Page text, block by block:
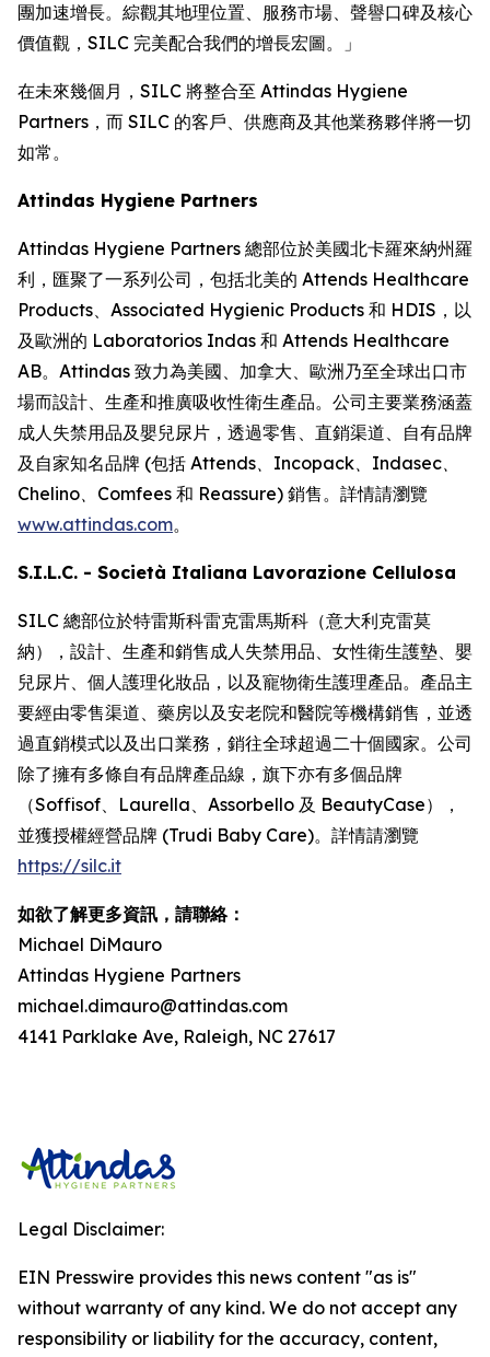
團加速增長。綜觀其地理位置、服務市場、聲譽口碑及核心
價值觀，SILC 完美配合我們的增長宏圖。」
在未來幾個月，SILC 將整合至 Attindas Hygiene
Partners，而 SILC 的客戶、供應商及其他業務夥伴將一切
如常。
Attindas Hygiene Partners
Attindas Hygiene Partners 總部位於美國北卡羅來納州羅
利，匯聚了一系列公司，包括北美的 Attends Healthcare
Products、Associated Hygienic Products 和 HDIS，以
及歐洲的 Laboratorios Indas 和 Attends Healthcare
AB。Attindas 致力為美國、加拿大、歐洲乃至全球出口市
場而設計、生產和推廣吸收性衛生產品。公司主要業務涵蓋
成人失禁用品及嬰兒尿片，透過零售、直銷渠道、自有品牌
及自家知名品牌 (包括 Attends、Incopack、Indasec、
Chelino、Comfees 和 Reassure) 銷售。詳情請瀏覽
www.attindas.com。
S.I.L.C. - Società Italiana Lavorazione Cellulosa
SILC 總部位於特雷斯科雷克雷馬斯科（意大利克雷莫
納），設計、生產和銷售成人失禁用品、女性衛生護墊、嬰
兒尿片、個人護理化妝品，以及寵物衛生護理產品。產品主
要經由零售渠道、藥房以及安老院和醫院等機構銷售，並透
過直銷模式以及出口業務，銷往全球超過二十個國家。公司
除了擁有多條自有品牌產品線，旗下亦有多個品牌
（Soffisof、Laurella、Assorbello 及 BeautyCase），
並獲授權經營品牌 (Trudi Baby Care)。詳情請瀏覽
https://silc.it
如欲了解更多資訊，請聯絡：
Michael DiMauro
Attindas Hygiene Partners
michael.dimauro@attindas.com
4141 Parklake Ave, Raleigh, NC 27617
Legal Disclaimer:
EIN Presswire provides this news content "as is"
without warranty of any kind. We do not accept any
responsibility or liability for the accuracy, content,